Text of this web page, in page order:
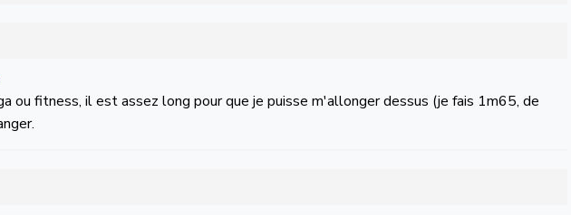
ou fitness, il est assez long pour que je puisse m'allonger dessus (je fais 1m65, de